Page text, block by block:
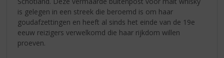
is gelegen in een streek die beroemd is om haar
goudafzettingen en heeft al sinds het einde van de 19e
eeuw reizigers verwelkomd die haar rijkdom willen
proeven.